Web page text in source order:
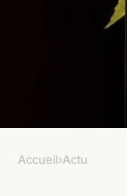
Accueil›Actu